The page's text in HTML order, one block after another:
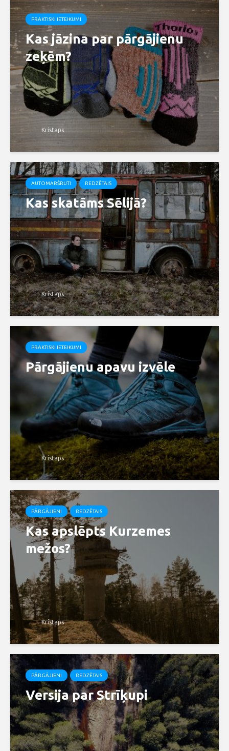
PRAKTISKI IETEIKUMI
Kas jāzina par pārgājienu
zeķēm?
Kristaps
AUTOMARŠRUTI REDZĒTAIS
Kas skatāms Sēlijā?
Kristaps
PRAKTISKI IETEIKUMI
Pārgājienu apavu izvēle
Kristaps
PĀRGĀJIENI REDZĒTAIS
Kas apslēpts Kurzemes
mežos?
Kristaps
PĀRGĀJIENI REDZĒTAIS
Versija par Strīķupi